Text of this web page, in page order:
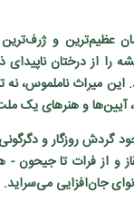
عظیم‌ترین و
را از درختان
میراث ناملموس، نه
آیین‌ها و هنرهای یک
گردش روزگار و
و از فرات تا
جان‌افزایی می‌سراید.